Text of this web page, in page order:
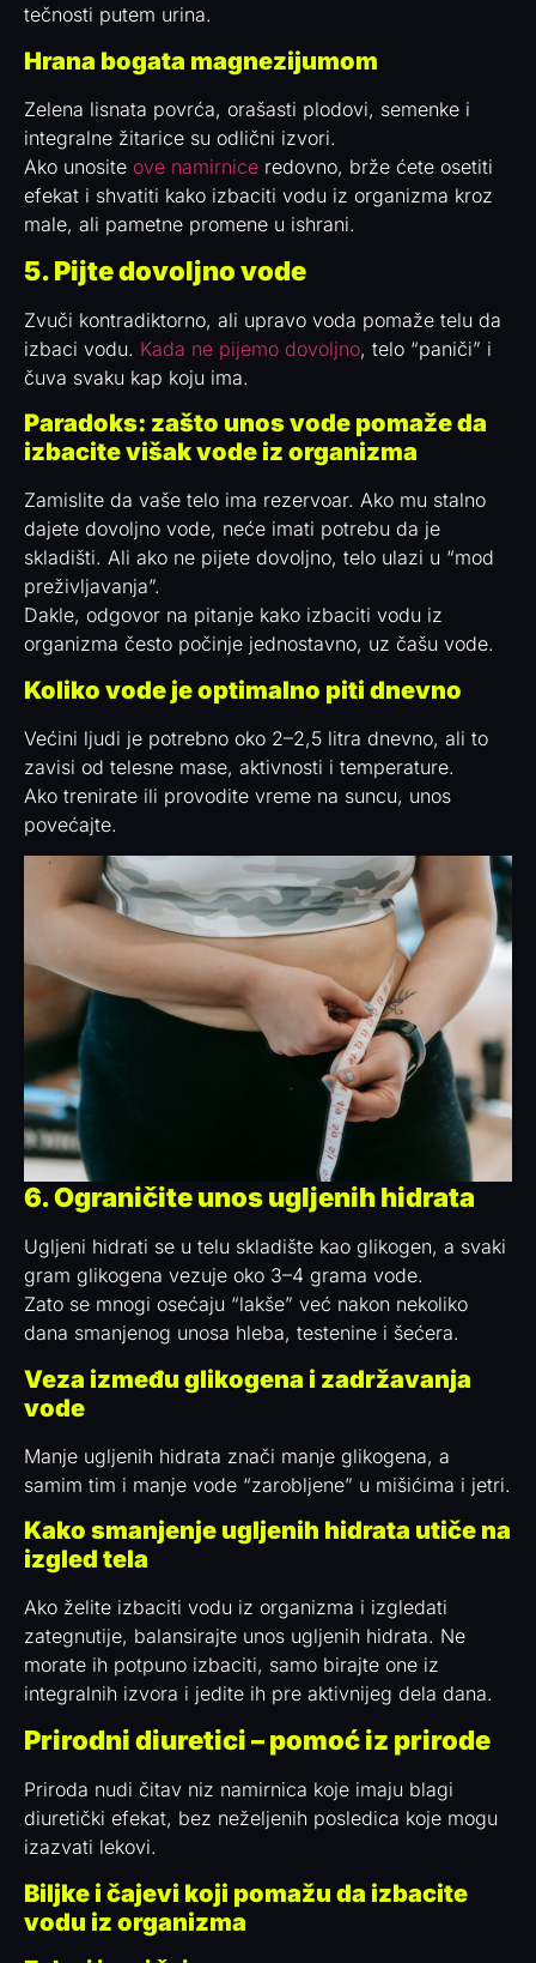
tečnosti putem urina.
Hrana bogata magnezijumom
Zelena lisnata povrća, orašasti plodovi, semenke i
integralne žitarice su odlični izvori.
Ako unosite ove namirnice redovno, brže ćete osetiti
efekat i shvatiti kako izbaciti vodu iz organizma kroz
male, ali pametne promene u ishrani.
5. Pijte dovoljno vode
Zvuči kontradiktorno, ali upravo voda pomaže telu da
izbaci vodu. Kada ne pijemo dovoljno, telo “paniči” i
čuva svaku kap koju ima.
Paradoks: zašto unos vode pomaže da
izbacite višak vode iz organizma
Zamislite da vaše telo ima rezervoar. Ako mu stalno
dajete dovoljno vode, neće imati potrebu da je
skladišti. Ali ako ne pijete dovoljno, telo ulazi u “mod
preživljavanja”.
Dakle, odgovor na pitanje kako izbaciti vodu iz
organizma često počinje jednostavno, uz čašu vode.
Koliko vode je optimalno piti dnevno
Većini ljudi je potrebno oko 2–2,5 litra dnevno, ali to
zavisi od telesne mase, aktivnosti i temperature.
Ako trenirate ili provodite vreme na suncu, unos
povećajte.
6. Ograničite unos ugljenih hidrata
Ugljeni hidrati se u telu skladište kao glikogen, a svaki
gram glikogena vezuje oko 3–4 grama vode.
Zato se mnogi osećaju “lakše” već nakon nekoliko
dana smanjenog unosa hleba, testenine i šećera.
Veza između glikogena i zadržavanja
vode
Manje ugljenih hidrata znači manje glikogena, a
samim tim i manje vode “zarobljene” u mišićima i jetri.
Kako smanjenje ugljenih hidrata utiče na
izgled tela
Ako želite izbaciti vodu iz organizma i izgledati
zategnutije, balansirajte unos ugljenih hidrata. Ne
morate ih potpuno izbaciti, samo birajte one iz
integralnih izvora i jedite ih pre aktivnijeg dela dana.
Prirodni diuretici – pomoć iz prirode
Priroda nudi čitav niz namirnica koje imaju blagi
diuretički efekat, bez neželjenih posledica koje mogu
izazvati lekovi.
Biljke i čajevi koji pomažu da izbacite
vodu iz organizma